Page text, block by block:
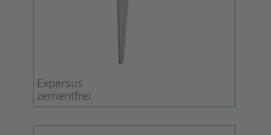
Expersus
zementfrei